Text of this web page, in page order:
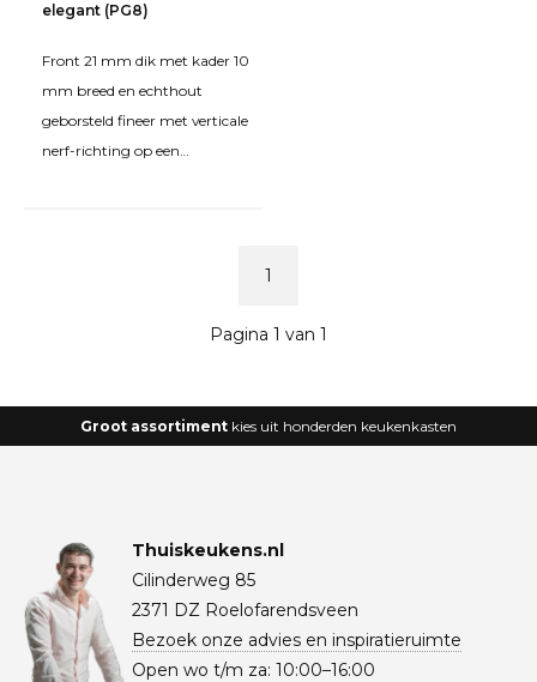
elegant (PG8)
Front 21 mm dik met kader 10
mm breed en echthout
geborsteld fineer met verticale
nerf-richting op een
Pagina 1 van 1
1
Groot assortiment kies uit honderden keukenkasten
Thuiskeukens.nl
Cilinderweg 85
2371 DZ Roelofarendsveen
Bezoek onze advies en inspiratieruimte
Open wo t/m za: 10:00–16:00